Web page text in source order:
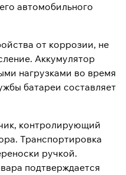
автомобильного
от коррозии, не
Аккумулятор
нагрузками во время
батареи составляет
контролирующий
Транспортировка
ручкой.
подтверждается